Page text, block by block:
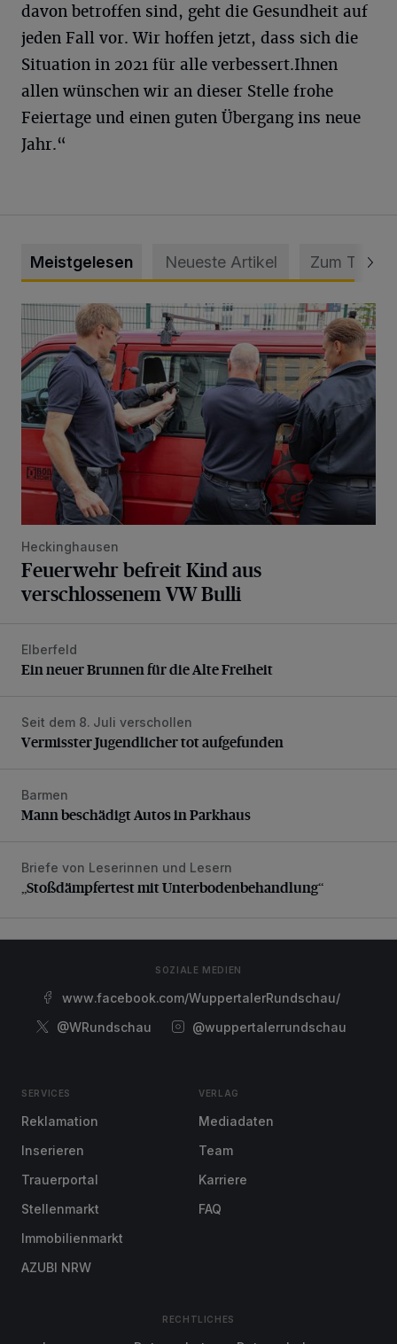
davon betroffen sind, geht die Gesundheit auf
jeden Fall vor.Wir hoffen jetzt, dass sich die
Situation in 2021 für alle verbessert.Ihnen
allen wünschen wir an dieser Stelle frohe
Feiertage und einen guten Übergang ins neue
Jahr.“
Meistgelesen Neueste Artikel Zum Thema
Feuerwehr befreit Kind aus verschlossenem VW Bulli
Heckinghausen
Feuerwehr befreit Kind aus
verschlossenem VW Bulli
Ein neuer Brunnen für die Alte Freiheit
Elberfeld
Ein neuer Brunnen für die Alte Freiheit
Vermisster Jugendlicher tot aufgefunden
Seit dem 8. Juli verschollen
Vermisster Jugendlicher tot aufgefunden
Mann beschädigt Autos in Parkhaus
Barmen
Mann beschädigt Autos in Parkhaus
„Stoßdämpfertest mit Unterbodenbehandlung“
Briefe von Leserinnen und Lesern
„Stoßdämpfertest mit Unterbodenbehandlung“
SOZIALE MEDIEN
www.facebook.com/WuppertalerRundschau/
@WRundschau
@wuppertalerrundschau
SERVICES
Reklamation
Inserieren
Trauerportal
Stellenmarkt
Immobilienmarkt
AZUBI NRW
VERLAG
Mediadaten
Team
Karriere
FAQ
RECHTLICHES